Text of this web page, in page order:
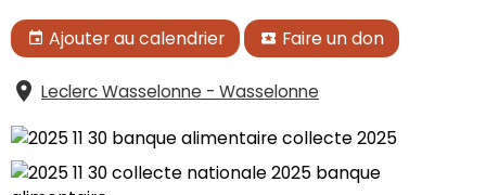
Ajouter au calendrier Faire un don
Leclerc Wasselonne - Wasselonne